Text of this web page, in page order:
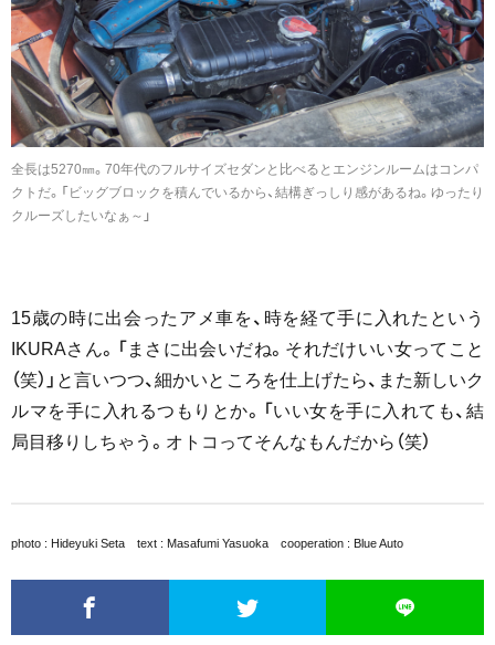
全長は5270㎜。70年代のフルサイズセダンと比べるとエンジンルームはコンパ
クトだ。「ビッグブロックを積んでいるから、結構ぎっしり感があるね。ゆったり
クルーズしたいなぁ～」
15歳の時に出会ったアメ車を、時を経て手に入れたという
IKURAさん。「まさに出会いだね。それだけいい女ってこと
（笑）」と言いつつ、細かいところを仕上げたら、また新しいク
ルマを手に入れるつもりとか。「いい女を手に入れても、結
局目移りしちゃう。オトコってそんなもんだから（笑）
photo : Hideyuki Seta text : Masafumi Yasuoka cooperation : Blue Auto